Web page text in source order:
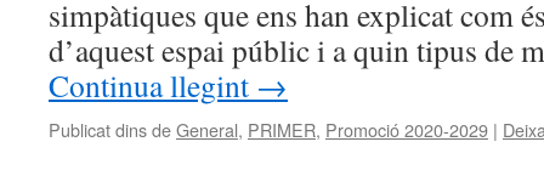
simpàtiques que ens han explicat com
d’aquest espai públic i a quin tipus de
Continua llegint →
Publicat dins deGeneral, PRIMER, Promoció 2020-2029 |